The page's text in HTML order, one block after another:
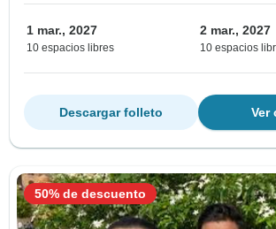
1 mar., 2027
10 espacios libres
2 mar., 2027
10 espacios
Ver
Descargar folleto
50% de descuento